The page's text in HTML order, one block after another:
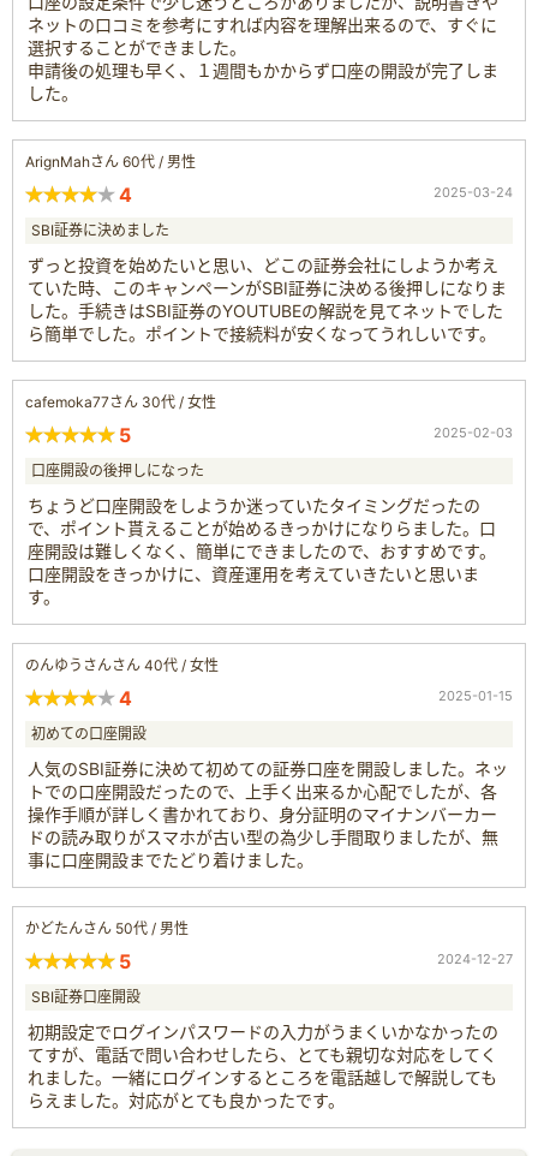
ネットの口コミを参考にすれば内容を理解出来るので、すぐに
選択することができました。
申請後の処理も早く、１週間もかからず口座の開設が完了しま
した。
ArignMahさん 60代 / 男性
4 2025-03-24
SBI証券に決めました
ずっと投資を始めたいと思い、どこの証券会社にしようか考え
ていた時、このキャンペーンがSBI証券に決める後押しになりま
した。手続きはSBI証券のYOUTUBEの解説を見てネットでした
ら簡単でした。ポイントで接続料が安くなってうれしいです。
cafemoka77さん 30代 / 女性
5 2025-02-03
口座開設の後押しになった
ちょうど口座開設をしようか迷っていたタイミングだったの
で、ポイント貰えることが始めるきっかけになりらました。口
座開設は難しくなく、簡単にできましたので、おすすめです。
口座開設をきっかけに、資産運用を考えていきたいと思いま
す。
のんゆうさんさん 40代 / 女性
4 2025-01-15
初めての口座開設
人気のSBI証券に決めて初めての証券口座を開設しました。ネッ
トでの口座開設だったので、上手く出来るか心配でしたが、各
操作手順が詳しく書かれており、身分証明のマイナンバーカー
ドの読み取りがスマホが古い型の為少し手間取りましたが、無
事に口座開設までたどり着けました。
かどたんさん 50代 / 男性
5 2024-12-27
SBI証券口座開設
初期設定でログインパスワードの入力がうまくいかなかったの
てすが、電話で問い合わせしたら、とても親切な対応をしてく
れました。一緒にログインするところを電話越しで解説しても
らえました。対応がとても良かったです。